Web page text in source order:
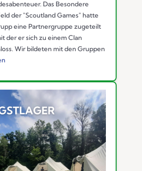
Das Besondere
der "Scoutland Games" hatte
eine Partnergruppe zugeteilt
der er sich zu einem Clan
Wir bildeten mit den Gruppen